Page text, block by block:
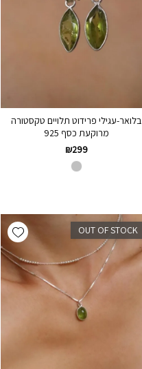
בלואר-עגילי פרידוט תלויים טקסטורה
מרוקעת כסף 925
₪299
OUT OF STOCK